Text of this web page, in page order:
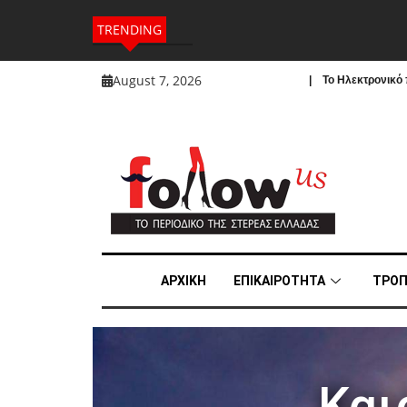
TRENDING
August 7, 2026 | To Ηλεκτρονικό
ΑΡΧΙΚΗ ΕΠΙΚΑΙΡΟΤΗΤΑ